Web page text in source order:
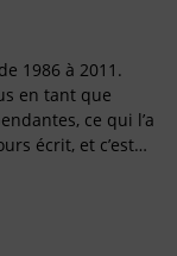
1986 à 2011.
en tant que
ce qui l’a
écrit, et c’est…